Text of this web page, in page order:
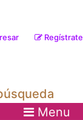
Regístrate
Menu